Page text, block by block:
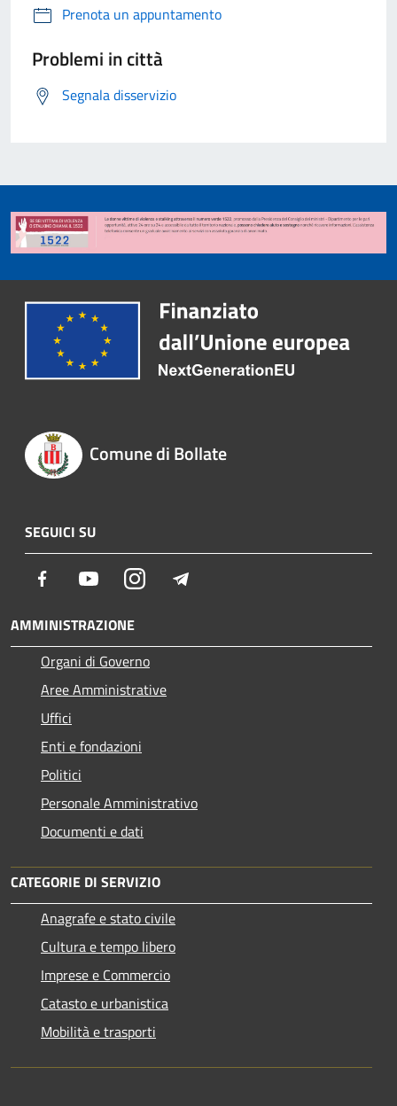
Prenota un appuntamento
Problemi in città
Segnala disservizio
Comune di Bollate
SEGUICI SU
Facebook YoutubeInstagram
AMMINISTRAZIONE
Organi di Governo
Aree Amministrative
Uffici
Enti e fondazioni
Politici
Personale Amministrativo
Documenti e dati
CATEGORIE DI SERVIZIO
Anagrafe e stato civile
Cultura e tempo libero
Imprese e Commercio
Catasto e urbanistica
Mobilità e trasporti